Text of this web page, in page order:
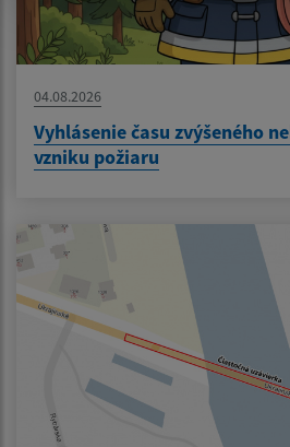
04.08.2026
Vyhlásenie času zvýšeného
vzniku požiaru